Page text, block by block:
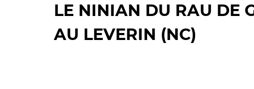
LE NINIAN DU RAU DE
AU LEVERIN (NC)